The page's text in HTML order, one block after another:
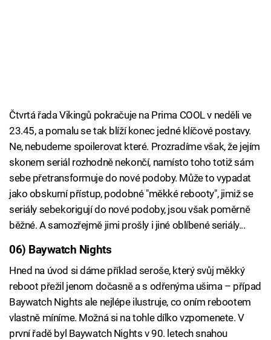
Čtvrtá řada Vikingů pokračuje na Prima COOL v neděli ve
23.45, a pomalu se tak blíží konec jedné klíčové postavy.
Ne, nebudeme spoilerovat které. Prozradíme však, že jejím
skonem seriál rozhodně nekončí, namísto toho totiž sám
sebe přetransformuje do nové podoby. Může to vypadat
jako obskurní přístup, podobné "měkké rebooty", jimiž se
seriály sebekorigují do nové podoby, jsou však poměrně
běžné. A samozřejmě jimi prošly i jiné oblíbené seriály...
06) Baywatch Nights
Hned na úvod si dáme příklad seroše, který svůj měkký
reboot přežil jenom dočasně a s odřenýma ušima – případ
Baywatch Nights ale nejlépe ilustruje, co oním rebootem
vlastně míníme. Možná si na tohle dílko vzpomenete. V
první řadě byl Baywatch Nights v 90. letech snahou